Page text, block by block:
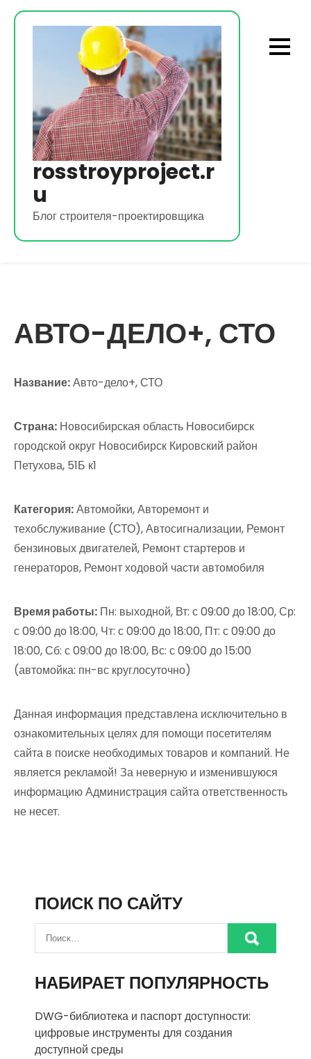
Перейти
rosstroyproject.r
u
Блог строителя-проектировщика
АВТО-ДЕЛО+, СТО
Название:Авто-дело+, СТО
Страна: Новосибирская область Новосибирск
городской округ Новосибирск Кировский район
Петухова, 51Б к1
Категория:Автомойки, Авторемонт и
техобслуживание (СТО), Автосигнализации, Ремонт
бензиновых двигателей, Ремонт стартеров и
генераторов, Ремонт ходовой части автомобиля
Время работы: Пн: выходной, Вт: с 09:00 до 18:00, Ср:
с 09:00 до 18:00, Чт: с 09:00 до 18:00, Пт: с 09:00 до
18:00, Сб: с 09:00 до 18:00, Вс: с 09:00 до 15:00
(автомойка: пн-вс круглосуточно)
Данная информация представлена исключительно в
ознакомительных целях для помощи посетителям
сайта в поиске необходимых товаров и компаний. Не
является рекламой! За неверную и изменившуюся
информацию Администрация сайта ответственность
не несет.
ПОИСК ПО САЙТУ
НАБИРАЕТ ПОПУЛЯРНОСТЬ
DWG-библиотека и паспорт доступности:
цифровые инструменты для создания
доступной среды